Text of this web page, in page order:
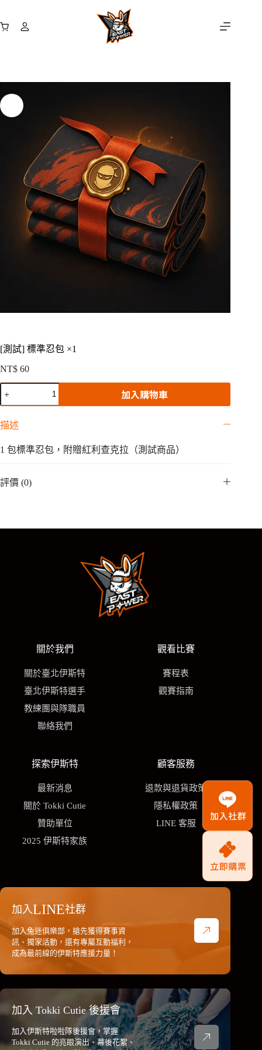
至
購
[測試] 標準忍包 ×1
NT$ 60
準
包
量
加入購物車
描述
1 包標準忍包，附贈紅利查克拉（測試商品）
評價 (0)
關於我們
關於臺北伊斯特
臺北伊斯特選手
教練團與隊職員
聯絡我們
觀看比賽
賽程表
觀賽指南
探索伊斯特
最新消息
關於 Tokki Cutie
贊助單位
2025 伊斯特家族
顧客服務
退款與退貨政策
隱私權政策
LINE 客服
加入LINE社群
加入兔迷俱樂部，搶先獲得賽事資
訊、獨家活動，還有專屬互動福利，
成為最前線的伊斯特應援力量！
加入 Tokki Cutie 後援會
加入伊斯特啦啦隊後援會，掌握
Tokki Cutie 的亮眼演出、幕後花絮、